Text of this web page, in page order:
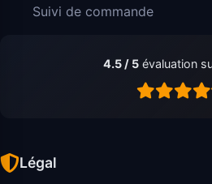
Suivi de commande
4.5 / 5 évaluation
Légal